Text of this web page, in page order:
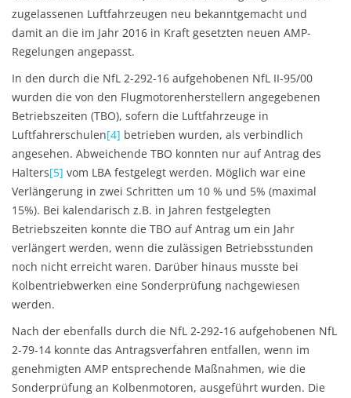
zugelassenen Luftfahrzeugen neu bekanntgemacht und
damit an die im Jahr 2016 in Kraft gesetzten neuen AMP-
Regelungen angepasst.
In den durch die NfL 2-292-16 aufgehobenen NfL II-95/00
wurden die von den Flugmotorenherstellern angegebenen
Betriebszeiten (TBO), sofern die Luftfahrzeuge in
Luftfahrerschulen[4] betrieben wurden, als verbindlich
angesehen. Abweichende TBO konnten nur auf Antrag des
Halters[5] vom LBA festgelegt werden. Möglich war eine
Verlängerung in zwei Schritten um 10 % und 5% (maximal
15%). Bei kalendarisch z.B. in Jahren festgelegten
Betriebszeiten konnte die TBO auf Antrag um ein Jahr
verlängert werden, wenn die zulässigen Betriebsstunden
noch nicht erreicht waren. Darüber hinaus musste bei
Kolbentriebwerken eine Sonderprüfung nachgewiesen
werden.
Nach der ebenfalls durch die NfL 2-292-16 aufgehobenen NfL
2-79-14 konnte das Antragsverfahren entfallen, wenn im
genehmigten AMP entsprechende Maßnahmen, wie die
Sonderprüfung an Kolbenmotoren, ausgeführt wurden. Die